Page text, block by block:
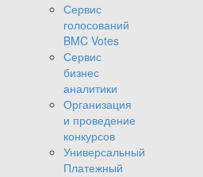
Сервис
голосований
BMC Votes
Сервис
бизнес
аналитики
Организация
и проведение
конкурсов
Универсальный
Платежный